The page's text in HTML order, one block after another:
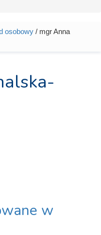
osobowy / mgr Anna
w